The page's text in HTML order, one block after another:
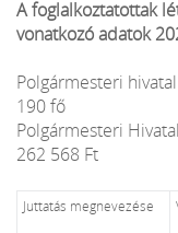
A foglalkoztatottak
vonatkozó adatok
Polgármesteri
190 fő
Polgármesteri
262 568 Ft
Juttatás megnevezése